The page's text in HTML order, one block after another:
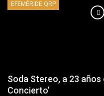
EFEMÉRIDE QRP
Soda Stereo, a 23 años
Concierto’